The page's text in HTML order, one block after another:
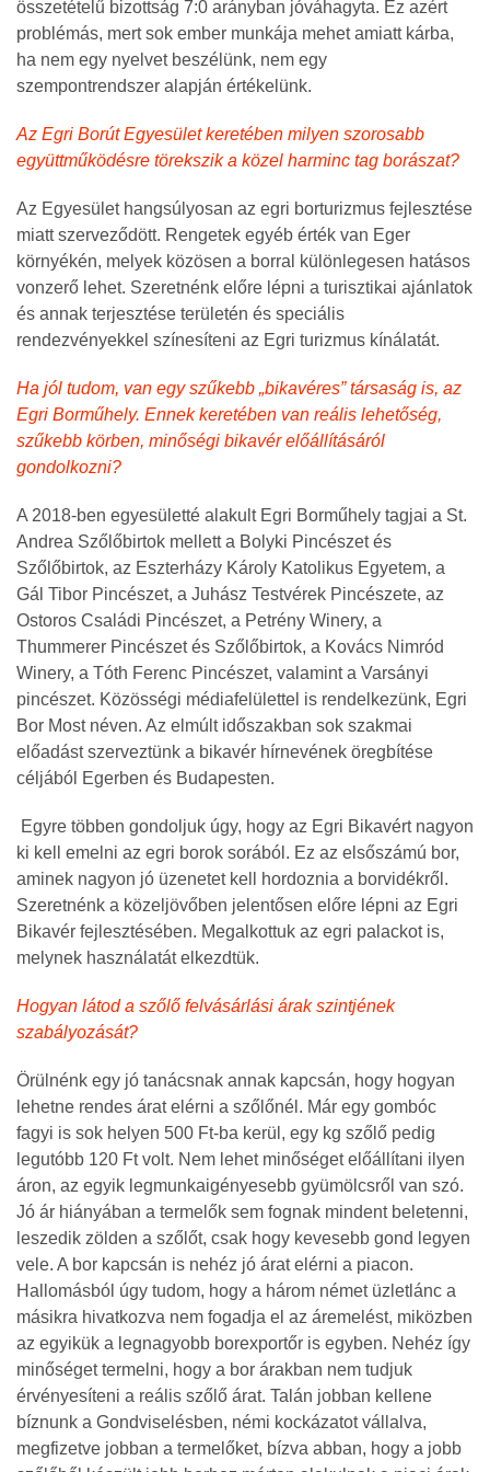
összetételű bizottság 7:0 arányban jóváhagyta. Ez azért
problémás, mert sok ember munkája mehet amiatt kárba,
ha nem egy nyelvet beszélünk, nem egy
szempontrendszer alapján értékelünk.
Az Egri Borút Egyesület keretében milyen szorosabb
együttműködésre törekszik a közel harminc tag borászat?
Az Egyesület hangsúlyosan az egri borturizmus fejlesztése
miatt szerveződött. Rengetek egyéb érték van Eger
környékén, melyek közösen a borral különlegesen hatásos
vonzerő lehet. Szeretnénk előre lépni a turisztikai ajánlatok
és annak terjesztése területén és speciális
rendezvényekkel színesíteni az Egri turizmus kínálatát.
Ha jól tudom, van egy szűkebb „bikavéres” társaság is, az
Egri Borműhely. Ennek keretében van reális lehetőség,
szűkebb körben, minőségi bikavér előállításáról
gondolkozni?
A 2018-ben egyesületté alakult Egri Borműhely tagjai a St.
Andrea Szőlőbirtok mellett a Bolyki Pincészet és
Szőlőbirtok, az Eszterházy Károly Katolikus Egyetem, a
Gál Tibor Pincészet, a Juhász Testvérek Pincészete, az
Ostoros Családi Pincészet, a Petrény Winery, a
Thummerer Pincészet és Szőlőbirtok, a Kovács Nimród
Winery, a Tóth Ferenc Pincészet, valamint a Varsányi
pincészet. Közösségi médiafelülettel is rendelkezünk, Egri
Bor Most néven. Az elmúlt időszakban sok szakmai
előadást szerveztünk a bikavér hírnevének öregbítése
céljából Egerben és Budapesten.
Egyre többen gondoljuk úgy, hogy az Egri Bikavért nagyon
ki kell emelni az egri borok sorából. Ez az elsőszámú bor,
aminek nagyon jó üzenetet kell hordoznia a borvidékről.
Szeretnénk a közeljövőben jelentősen előre lépni az Egri
Bikavér fejlesztésében. Megalkottuk az egri palackot is,
melynek használatát elkezdtük.
Hogyan látod a szőlő felvásárlási árak szintjének
szabályozását?
Örülnénk egy jó tanácsnak annak kapcsán, hogy hogyan
lehetne rendes árat elérni a szőlőnél. Már egy gombóc
fagyi is sok helyen 500 Ft-ba kerül, egy kg szőlő pedig
legutóbb 120 Ft volt. Nem lehet minőséget előállítani ilyen
áron, az egyik legmunkaigényesebb gyümölcsről van szó.
Jó ár hiányában a termelők sem fognak mindent beletenni,
leszedik zölden a szőlőt, csak hogy kevesebb gond legyen
vele. A bor kapcsán is nehéz jó árat elérni a piacon.
Hallomásból úgy tudom, hogy a három német üzletlánc a
másikra hivatkozva nem fogadja el az áremelést, miközben
az egyikük a legnagyobb borexportőr is egyben. Nehéz így
minőséget termelni, hogy a bor árakban nem tudjuk
érvényesíteni a reális szőlő árat. Talán jobban kellene
bíznunk a Gondviselésben, némi kockázatot vállalva,
megfizetve jobban a termelőket, bízva abban, hogy a jobb